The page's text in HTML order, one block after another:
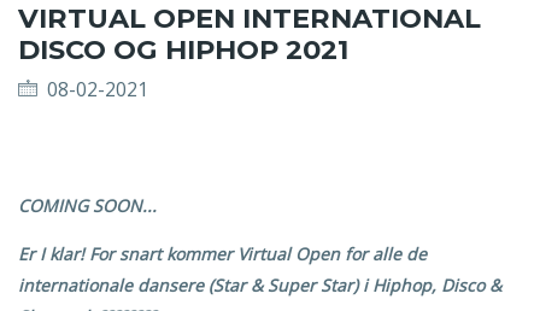
VIRTUAL OPEN INTERNATIONAL
DISCO OG HIPHOP 2021
08-02-2021
COMING SOON...
Er I klar! For snart kommer Virtual Open for alle de
internationale dansere (Star & Super Star) i Hiphop, Disco &